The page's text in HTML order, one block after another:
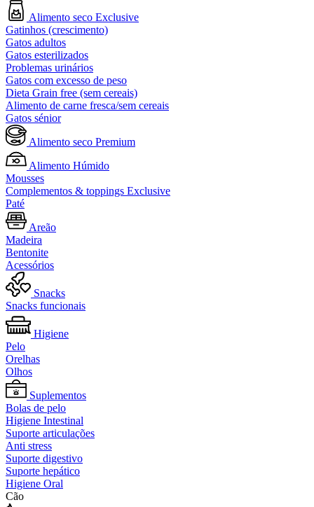
Alimento seco Exclusive
Gatinhos (crescimento)
Gatos adultos
Gatos esterilizados
Problemas urinários
Gatos com excesso de peso
Dieta Grain free (sem cereais)
Alimento de carne fresca/sem cereais
Gatos sénior
Alimento seco Premium
Alimento Húmido
Mousses
Complementos & toppings Exclusive
Paté
Areão
Madeira
Bentonite
Acessórios
Snacks
Snacks funcionais
Higiene
Pelo
Orelhas
Olhos
Suplementos
Bolas de pelo
Higiene Intestinal
Suporte articulações
Anti stress
Suporte digestivo
Suporte hepático
Higiene Oral
Cão